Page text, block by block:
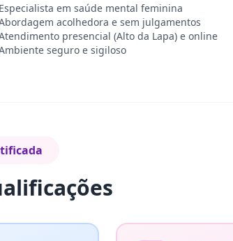
em saúde mental feminina
acolhedora e sem julgamentos
presencial (Alto da Lapa) e online
seguro e sigiloso